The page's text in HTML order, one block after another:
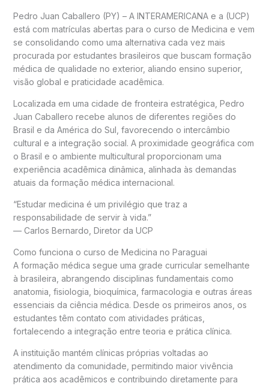
Pedro Juan Caballero (PY) – A INTERAMERICANA e a (UCP)
está com matrículas abertas para o curso de Medicina e vem
se consolidando como uma alternativa cada vez mais
procurada por estudantes brasileiros que buscam formação
médica de qualidade no exterior, aliando ensino superior,
visão global e praticidade acadêmica.
Localizada em uma cidade de fronteira estratégica, Pedro
Juan Caballero recebe alunos de diferentes regiões do
Brasil e da América do Sul, favorecendo o intercâmbio
cultural e a integração social. A proximidade geográfica com
o Brasil e o ambiente multicultural proporcionam uma
experiência acadêmica dinâmica, alinhada às demandas
atuais da formação médica internacional.
“Estudar medicina é um privilégio que traz a
responsabilidade de servir à vida.”
— Carlos Bernardo, Diretor da UCP
Como funciona o curso de Medicina no Paraguai
A formação médica segue uma grade curricular semelhante
à brasileira, abrangendo disciplinas fundamentais como
anatomia, fisiologia, bioquímica, farmacologia e outras áreas
essenciais da ciência médica. Desde os primeiros anos, os
estudantes têm contato com atividades práticas,
fortalecendo a integração entre teoria e prática clínica.
A instituição mantém clínicas próprias voltadas ao
atendimento da comunidade, permitindo maior vivência
prática aos acadêmicos e contribuindo diretamente para